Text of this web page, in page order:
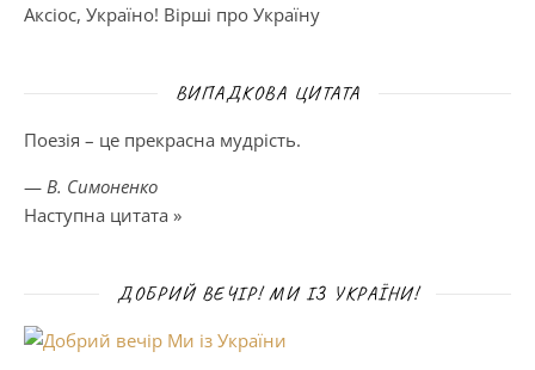
Аксіос, Україно! Вірші про Україну
ВИПАДКОВА ЦИТАТА
Поезія – це прекрасна мудрість.
— В. Симоненко
Наступна цитата »
ДОБРИЙ ВЕЧІР! МИ ІЗ УКРАЇНИ!